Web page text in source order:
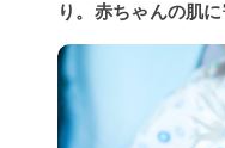
り。赤ちゃんの肌